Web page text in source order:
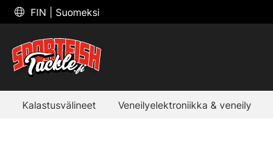
FIN | Suomeksi
Kalastusvälineet Veneilyelektroniikka & veneily